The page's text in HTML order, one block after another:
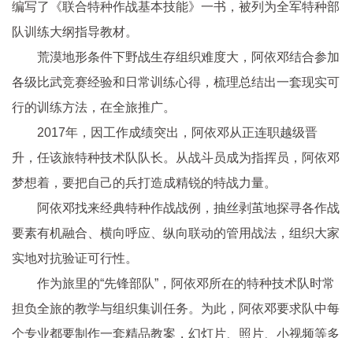
编写了《联合特种作战基本技能》一书，被列为全军特种部
队训练大纲指导教材。
荒漠地形条件下野战生存组织难度大，阿依邓结合参加
各级比武竞赛经验和日常训练心得，梳理总结出一套现实可
行的训练方法，在全旅推广。
2017年，因工作成绩突出，阿依邓从正连职越级晋
升，任该旅特种技术队队长。从战斗员成为指挥员，阿依邓
梦想着，要把自己的兵打造成精锐的特战力量。
阿依邓找来经典特种作战战例，抽丝剥茧地探寻各作战
要素有机融合、横向呼应、纵向联动的管用战法，组织大家
实地对抗验证可行性。
作为旅里的“先锋部队”，阿依邓所在的特种技术队时常
担负全旅的教学与组织集训任务。为此，阿依邓要求队中每
个专业都要制作一套精品教案，幻灯片、照片、小视频等多